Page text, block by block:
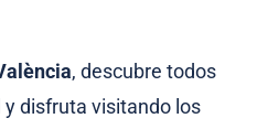
, descubre todos
y disfruta visitando los